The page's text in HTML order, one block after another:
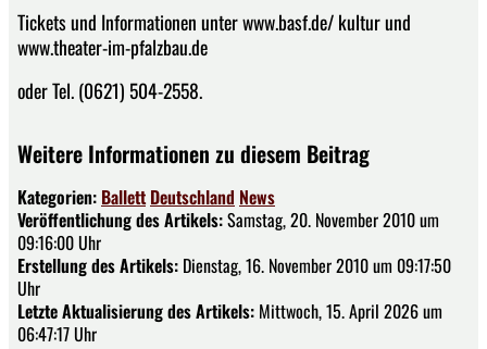
Tickets und Informationen unter www.basf.de/ kultur und
www.theater-im-pfalzbau.de
oder Tel. (0621) 504-2558.
Weitere Informationen zu diesem Beitrag
Kategorien: Ballett Deutschland News
Veröffentlichung des Artikels:Samstag, 20. November 2010 um
09:16:00 Uhr
Erstellung des Artikels: Dienstag, 16. November 2010 um 09:17:50
Uhr
Letzte Aktualisierung des Artikels: Mittwoch, 15. April 2026 um
06:47:17 Uhr